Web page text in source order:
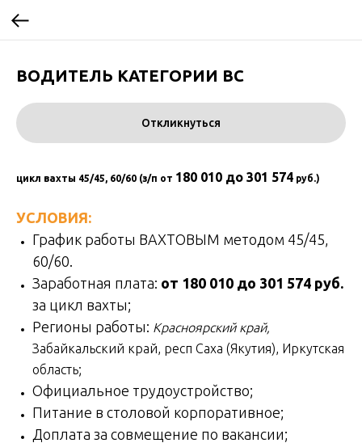
ВОДИТЕЛЬ КАТЕГОРИИ ВС
Откликнуться
цикл вахты 45/45, 60/60 (з/п от 180 010 до 301 574 руб.)
УСЛОВИЯ:
График работы ВАХТОВЫМ методом 45/45,
60/60.
Заработная плата: от 180 010 до 301 574 руб.
за цикл вахты;
Регионы работы: Красноярский край,
Забайкальский край, респ Саха (Якутия), Иркутская
область;
Официальное трудоустройство;
Питание в столовой корпоративное;
Доплата за совмещение по вакансии;